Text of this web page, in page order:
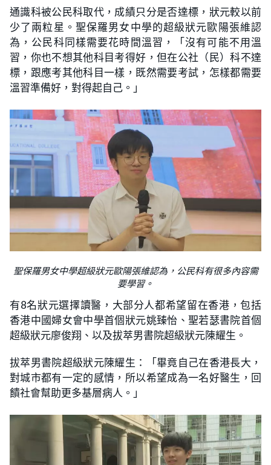
通識科被公民科取代，成績只分是否達標，狀元較以前
少了兩粒星。聖保羅男女中學的超級狀元歐陽張維認
為，公民科同樣需要花時間溫習，「沒有可能不用溫
習，你也不想其他科目考得好，但在公社（民）科不達
標，跟應考其他科目一樣，既然需要考試，怎樣都需要
溫習準備好，對得起自己。」
聖保羅男女中學超級狀元歐陽張維認為，公民科有很多內容需
要學習。
有8名狀元選擇讀醫，大部分人都希望留在香港，包括
香港中國婦女會中學首個狀元姚臻怡、聖若瑟書院首個
超級狀元廖俊翔、以及拔萃男書院超級狀元陳耀生。
拔萃男書院超級狀元陳耀生：「畢竟自己在香港長大，
對城市都有一定的感情，所以希望成為一名好醫生，回
饋社會幫助更多基層病人。」